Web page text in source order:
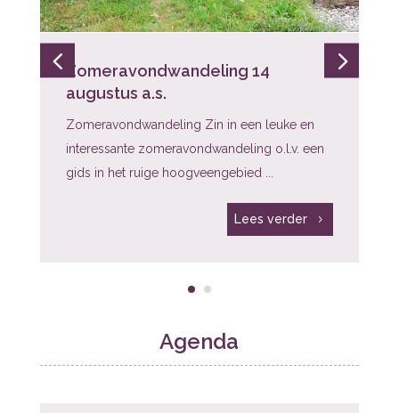
Zomeravondwandeling 14
augustus a.s.
Zomeravondwandeling Zin in een leuke en
interessante zomeravondwandeling o.l.v. een
gids in het ruige hoogveengebied ...
Lees verder
Agenda